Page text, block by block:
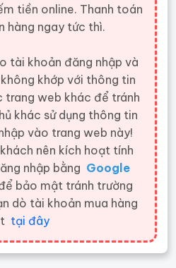
tiền online. Thanh toán
hàng ngay tức thì.
tài khoản đăng nhập và
khớp với thông tin
trang web khác để tránh
khác sử dụng thông tin
vào trang web này!
nên kích hoạt tính
nhập bằng Google
bảo mật tránh trường
dò tài khoản mua hàng
tại đây